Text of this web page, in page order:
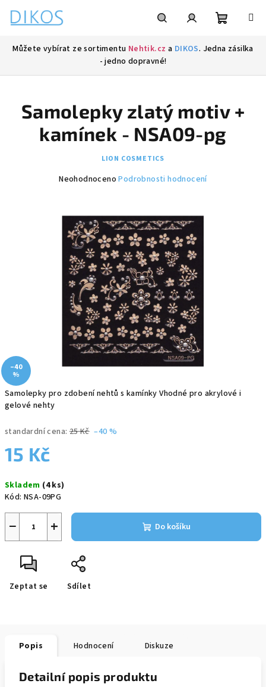
obsah
Můžete vybírat ze sortimentu Nehtik.cz a DIKOS. Jedna zásilka
- jedno dopravné!
Samolepky pro zdobení nehtů s kamínky Vhodné pro akrylové i
gelové nehty
standardní cena: 25 Kč –40 %
15 Kč
cena:
Skladem (4 ks)
Kód: NSA-09PG
+
− Do košíku
Zeptat se Sdílet
Samolepky zlatý motiv +
kamínek - NSA09-pg
LION COSMETICS
Průměrné
je
hvězdiček.
Neohodnoceno Podrobnosti hodnocení
–40
%
Popis Hodnocení Diskuze
Detailní popis produktu